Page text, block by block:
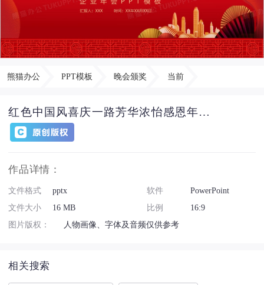
熊猫办公 PPT模板 晚会颁奖 当前
红色中国风喜庆一路芳华浓怡感恩年会总结颁奖晚会PPT模板
作品详情：
文件格式 pptx 软件
PowerPoint
文件大小
16 MB 比例
16:9
图片版权：
人物画像、字体及音频仅供参考
相关搜索